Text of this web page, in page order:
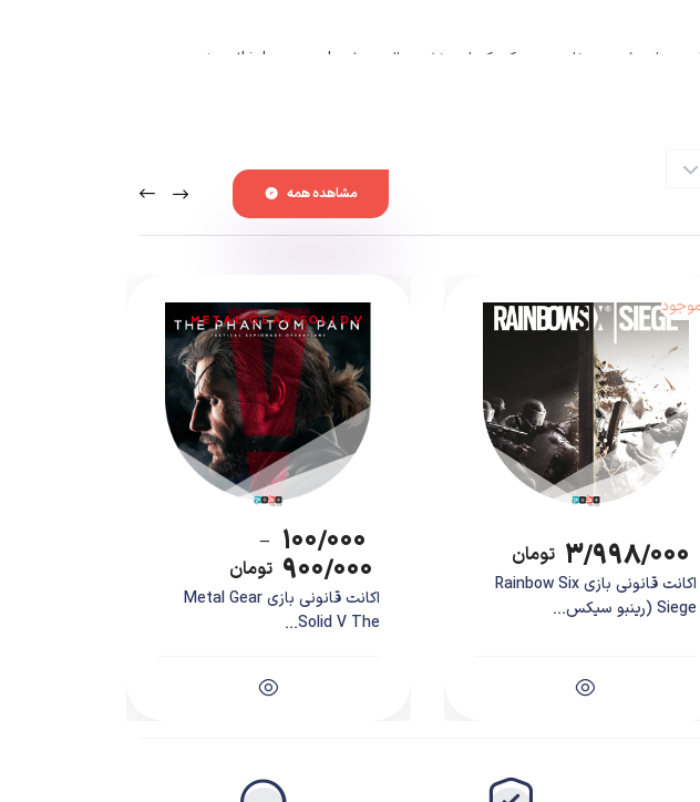
شما آخرین خط حمله کهکشان هستید. در سازمان Helldivers نام نویسی کنید و به مبارزه برای آزادی کهکشان در برابر دشمن متخاصم در سبک یک بازی خشن و البته third-person shooter بپیوندید.
مشاهده همه
۳/۹۹۸/۰۰۰ تومان
اکانت قانونی بازی Rainbow Six
Siege (رینبو سیکس...
۱۰۰/۰۰۰ –
۹۰۰/۰۰۰ تومان
اکانت قانونی بازی Metal Gear
Solid V The...